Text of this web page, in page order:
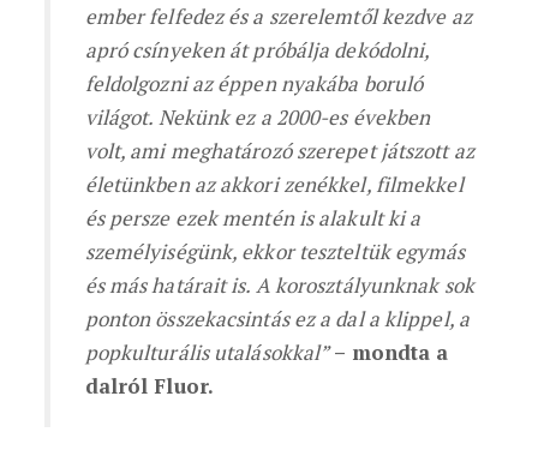
ember felfedez és a szerelemtől kezdve az
apró csínyeken át próbálja dekódolni,
feldolgozni az éppen nyakába boruló
világot. Nekünk ez a 2000-es években
volt, ami meghatározó szerepet játszott az
életünkben az akkori zenékkel, filmekkel
és persze ezek mentén is alakult ki a
személyiségünk, ekkor teszteltük egymás
és más határait is. A korosztályunknak sok
ponton összekacsintás ez a dal a klippel, a
popkulturális utalásokkal” – mondta a
dalról Fluor.